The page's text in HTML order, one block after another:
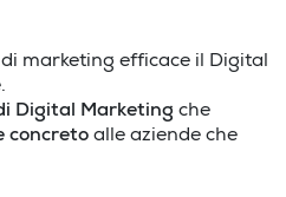
marketing efficace il Digital
Digital Marketing che
concreto alle aziende che